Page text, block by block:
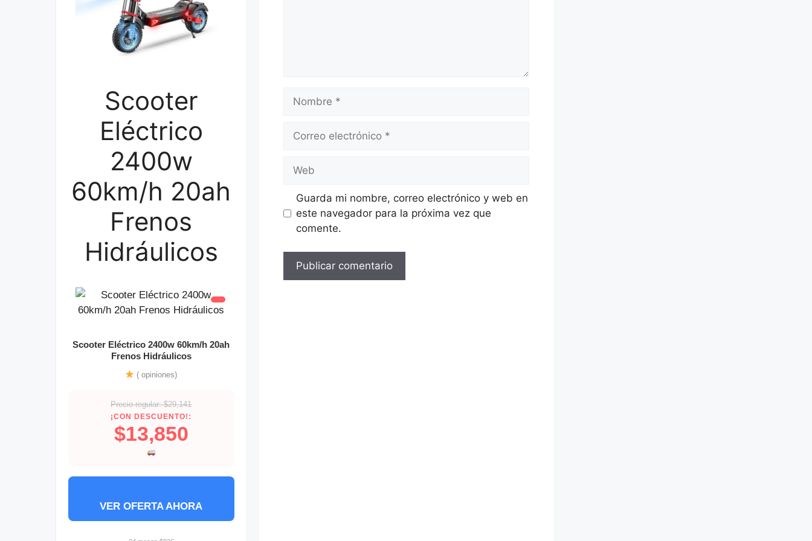
Scooter
Eléctrico
2400w
60km/h 20ah
Frenos
Hidráulicos
Scooter Eléctrico 2400w 60km/h 20ah
Frenos Hidráulicos
( opiniones)
Precio regular: $29,141
¡CON DESCUENTO!:
$13,850
VER OFERTA AHORA
Nombre
Correo
Web
Guarda mi nombre, correo electrónico y web en
este navegador para la próxima vez que
comente.